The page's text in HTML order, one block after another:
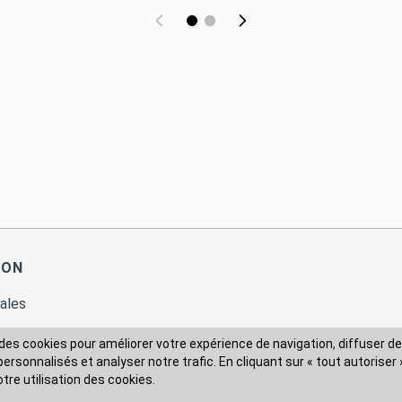
cookies pour améliorer votre expérience de navigation, diffuser
et analyser notre trafic. En cliquant sur « tout autoriser
utilisation des cookies.
données